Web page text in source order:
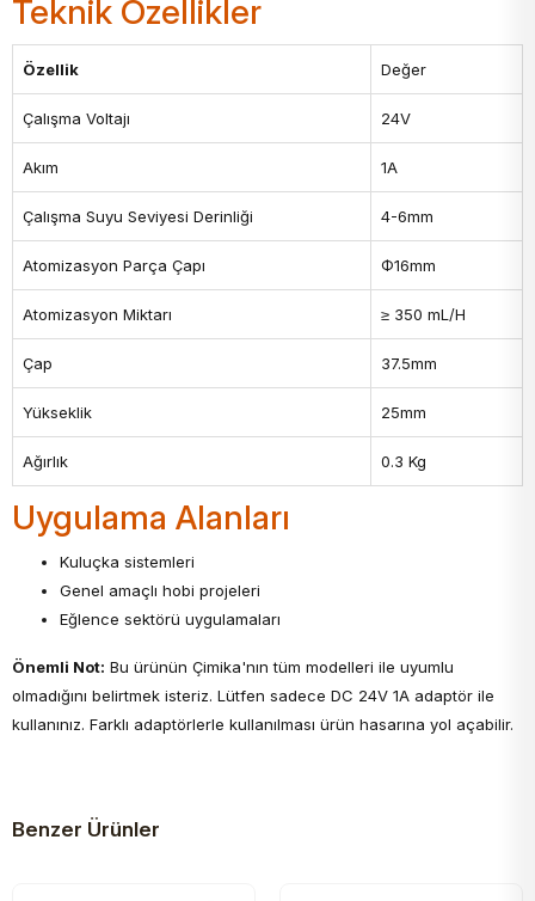
Teknik Özellikler
Özellik Değer
Çalışma Voltajı 24V
Akım 1A
Çalışma Suyu Seviyesi Derinliği 4-6mm
Atomizasyon Parça Çapı Φ16mm
Atomizasyon Miktarı ≥ 350 mL/H
Çap 37.5mm
Yükseklik 25mm
Ağırlık 0.3 Kg
Uygulama Alanları
Kuluçka sistemleri
Genel amaçlı hobi projeleri
Eğlence sektörü uygulamaları
Önemli Not: Bu ürünün Çimika'nın tüm modelleri ile uyumlu
olmadığını belirtmek isteriz. Lütfen sadece DC 24V 1A adaptör ile
kullanınız. Farklı adaptörlerle kullanılması ürün hasarına yol açabilir.
Benzer Ürünler